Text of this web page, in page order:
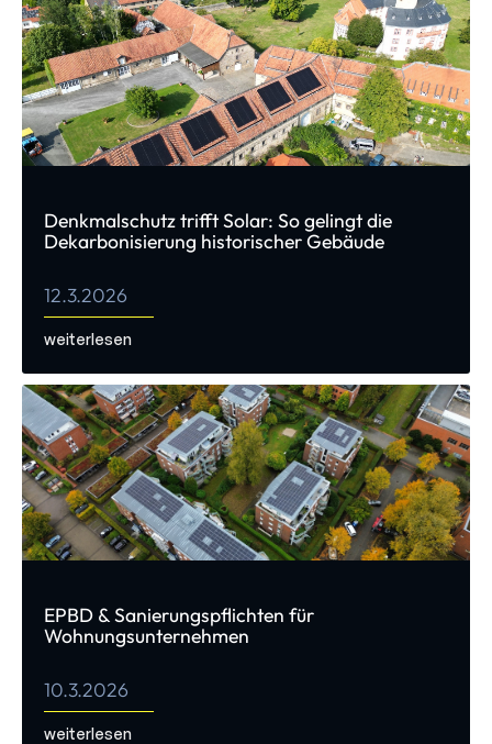
Denkmalschutz trifft Solar: So gelingt die
Dekarbonisierung historischer Gebäude
12.3.2026
weiterlesen
EPBD & Sanierungspflichten für
Wohnungsunternehmen
10.3.2026
weiterlesen